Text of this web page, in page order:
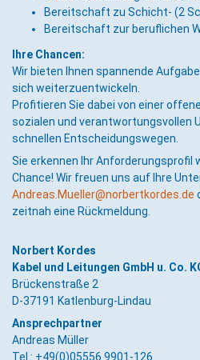
Bereitschaft zu Schicht- (2
Bereitschaft zur beruflichen
Ihre Chancen:
Wir bieten Ihnen spannende
sich weiterzuentwickeln.
Profitieren Sie dabei von einer
sozialen und verantwortungsvollen
schnellen Entscheidungswegen.
Sie erkennen Ihr Anforderungsprofil
Chance! Wir freuen uns auf Ihre
Andreas.Mueller@norbertkordes.de
zeitnah eine Rückmeldung.
Norbert Kordes
Kabel und Leitungen GmbH u. Co.
Brückenstraße 2
D-37191 Katlenburg-Lindau
Ansprechpartner
Andreas Müller
Tel.: +49(0)05556.9901-126